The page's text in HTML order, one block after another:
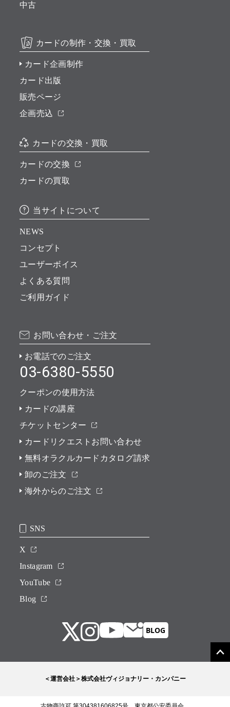
中古
カードの制作・交換・買取
カード企画制作
カード出版
販売ページ
企画売込
カードの交換・買取
カードの交換
カードの買取
当サイトについて
NEWS
コンセプト
ユーザーボイス
よくある質問
ご利用ガイド
お問い合わせ・ご注文
お電話でのご注文
03-6380-5550
クーポンの使用方法
カードの講座
チケットセンター
カードリクエストお問い合わせ
無料オラクルカードカタログ請求
卸のご注文
海外からのご注文
SNS
X
Instagram
YouTube
Blog
＜運営会社＞株式会社ヴィジョナリー・カンパニー